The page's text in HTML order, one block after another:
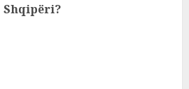
Shqipëri?